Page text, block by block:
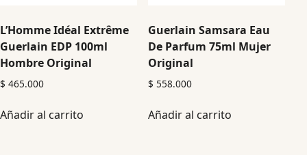
L’Homme Idéal Extrême
Guerlain EDP 100ml
Hombre Original
$ 465.000
Añadir al carrito
Guerlain Samsara Eau
De Parfum 75ml Mujer
Original
$ 558.000
Añadir al carrito